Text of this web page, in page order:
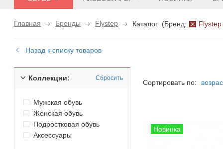
Главная Бренды Flystep Каталог (Бренд: Flystep
Назад к списку товаров
Коллекции: Сбросить
Мужская обувь
Женская обувь
Подростковая обувь
Аксессуары
Сортировать по: